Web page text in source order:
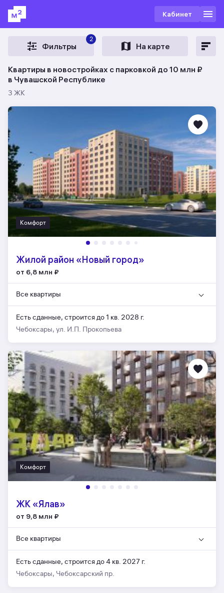
Кабинет
Фильтры
2
На карте
Квартиры в новостройках с парковкой до 10 млн ₽
в Чувашской Республике
3 ЖК
Комфорт
Жилой район «Новый город»
от 6,8 млн ₽
Все квартиры
Есть сданные, строится до 1 кв. 2028 г.
Чебоксары, ул. И.П. Прокопьева
Комфорт
ЖК «Ялав»
от 9,8 млн ₽
Все квартиры
Есть сданные, строится до 4 кв. 2027 г.
Чебоксары, Чебоксарский пр.